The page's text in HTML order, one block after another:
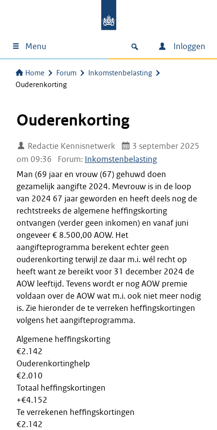
Menu Inloggen
Home Forum
Inkomstenbelasting
Ouderenkorting
Ouderenkorting
Redactie Kennisnetwerk
3 september 2025
om 09:36
Forum: Inkomstenbelasting
Man (69 jaar en vrouw (67) gehuwd doen
gezamelijk aangifte 2024. Mevrouw is in de loop
van 2024 67 jaar geworden en heeft deels nog de
rechtstreeks de algemene heffingskorting
ontvangen (verder geen inkomen) en vanaf juni
ongeveer € 8.500,00 AOW. Het
aangifteprogramma berekent echter geen
ouderenkorting terwijl ze daar m.i. wél recht op
heeft want ze bereikt voor 31 december 2024 de
AOW leeftijd. Tevens wordt er nog AOW premie
voldaan over de AOW wat m.i. ook niet meer nodig
is. Zie hieronder de te verreken heffingskortingen
volgens het aangifteprogramma.
Algemene heffingskorting
€2.142
Ouderenkortinghelp
€2.010
Totaal heffingskortingen
+€4.152
Te verrekenen heffingskortingen
€2.142